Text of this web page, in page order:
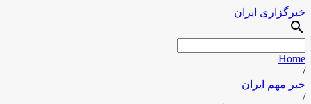
خبرگزاری ایران
search
Home
/
خبر مهم ایران
/